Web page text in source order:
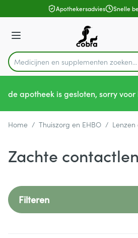
Ga naar de inhoudApothekersadvies Snelle
Menu
Product, merk, categorie...
Medicijnen en supplementen
de apotheek is gesloten, sorry
Home / Thuiszorg en EHBO /
Zachte
Filteren